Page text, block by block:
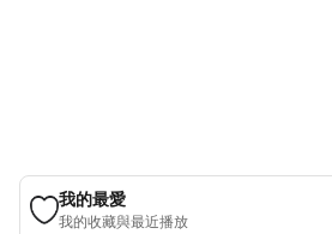
我的最愛
我的收藏與最近播放